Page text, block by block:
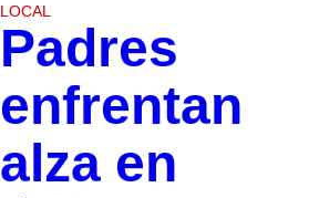
LOCAL
Padres
enfrentan
alza en